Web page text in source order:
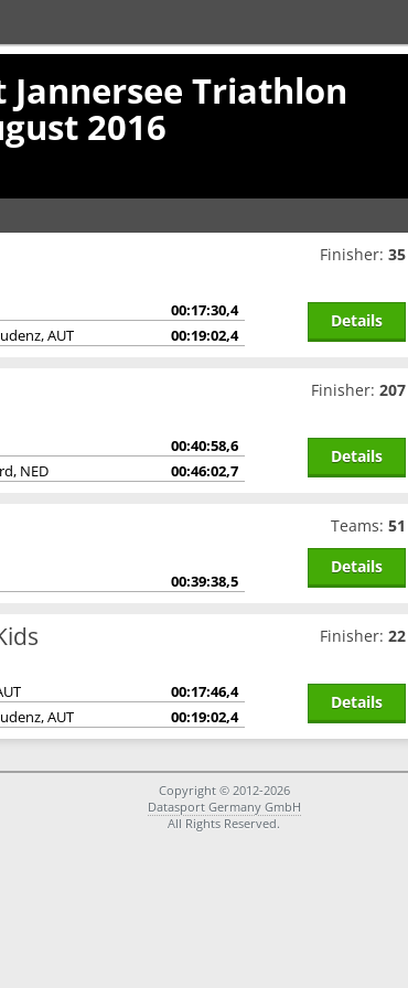
Jannersee Triathlon
2016
00:17:30,4
AUT 00:19:02,4
Finisher: 35
Details
00:40:58,6
NED 00:46:02,7
Finisher: 207
Details
00:39:38,5
Teams: 51
Details
00:17:46,4
AUT 00:19:02,4
Finisher: 22
Details
Copyright © 2012-2026
Datasport Germany GmbH
All Rights Reserved.